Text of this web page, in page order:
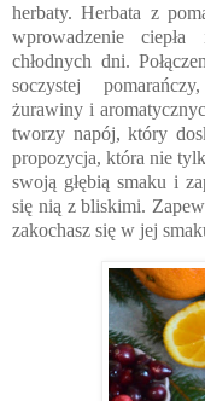
herbaty. Herbata z
wprowadzenie
chłodnych dni.
soczystej
żurawiny i
tworzy napój, który
propozycja, która nie
swoją głębią smaku i
się nią z bliskimi.
zakochasz się w jej